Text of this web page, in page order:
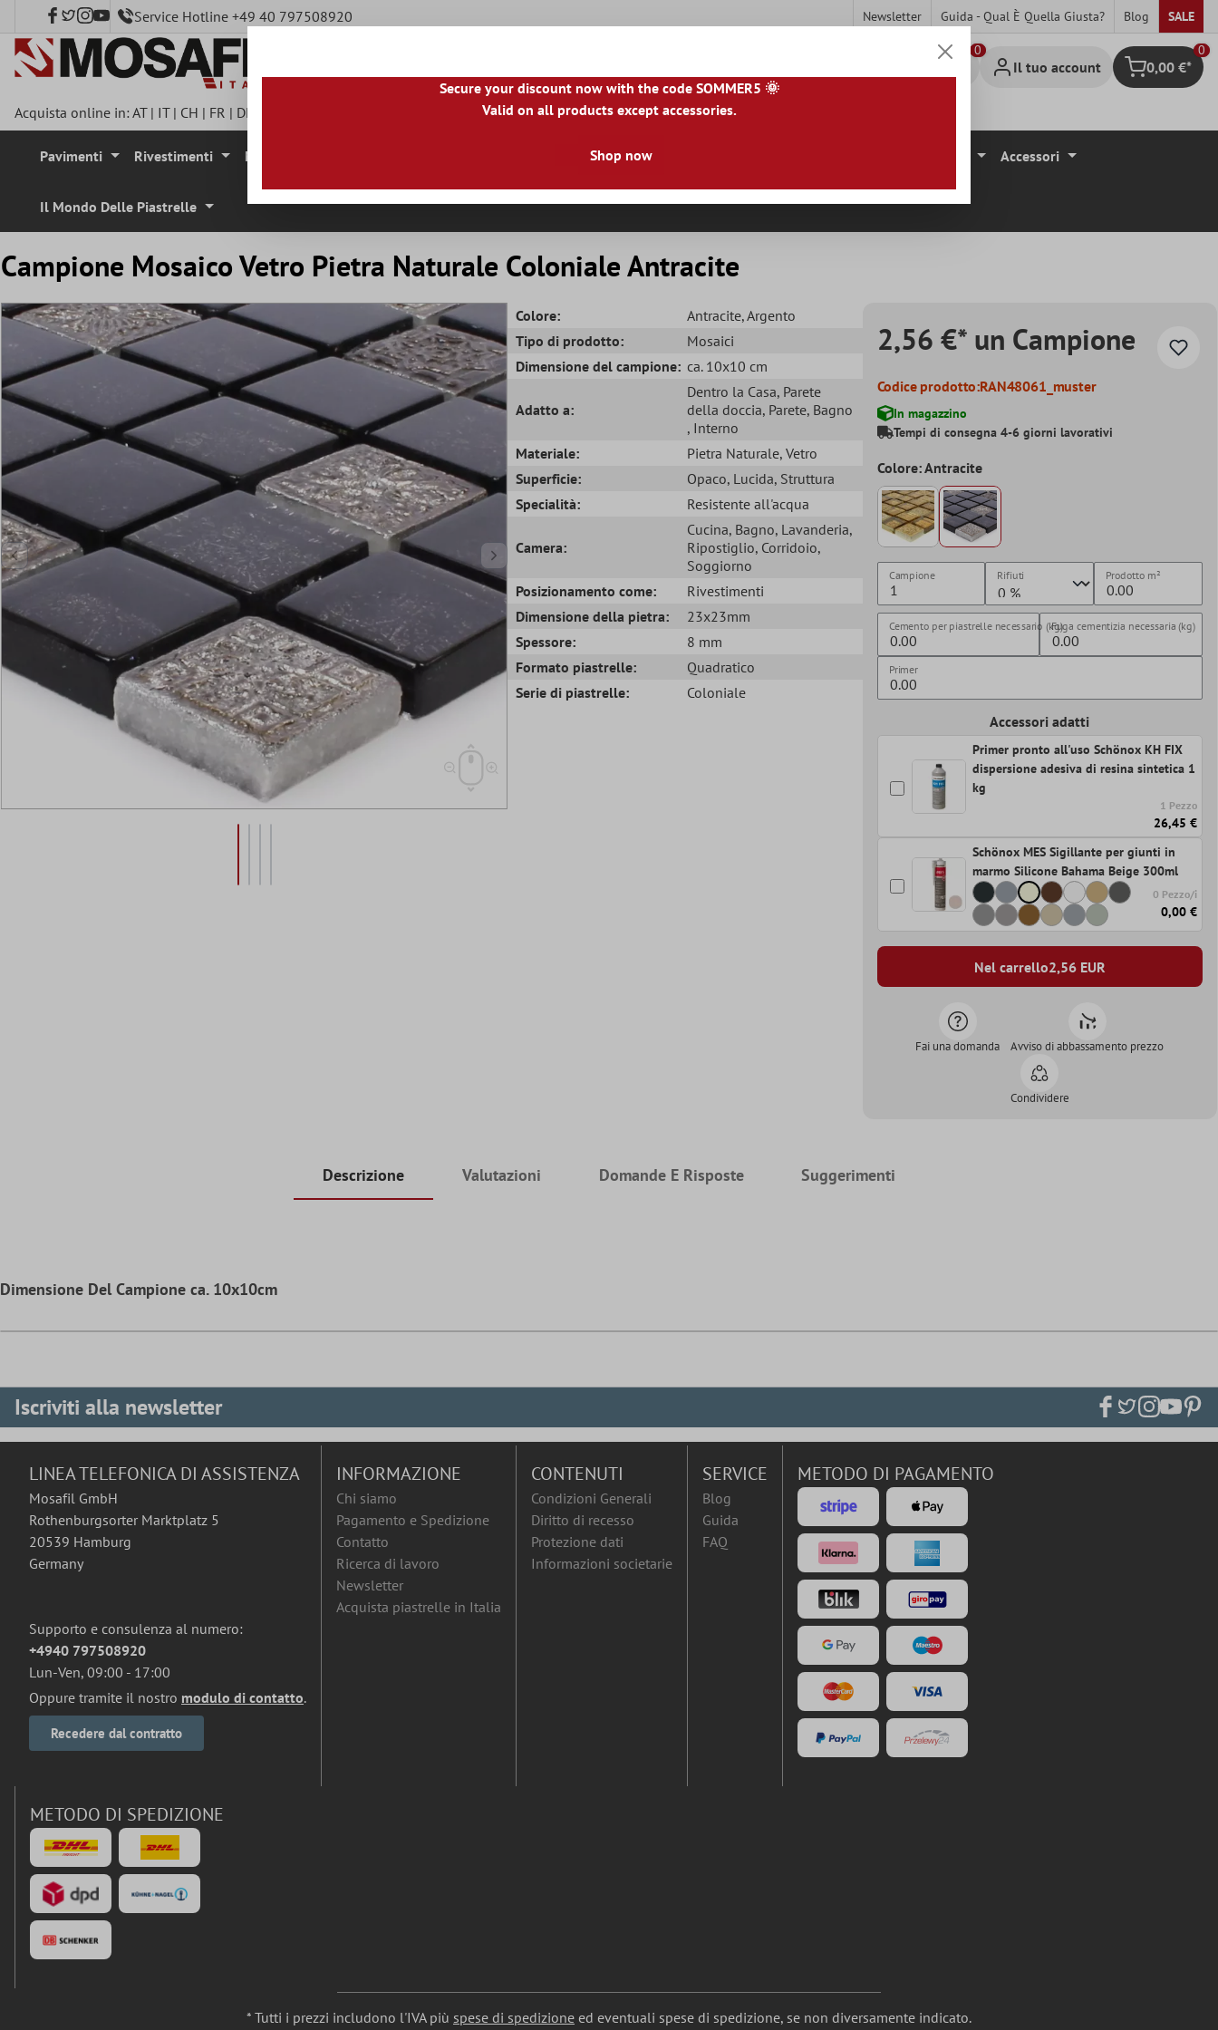
principale Service Hotline +49 40 797508920 Newsletter Guida - Qual È Quella Giusta? Blog SALE
Il tuo account Carrello degli
0
0,00 €*
Acquista online in:AT| IT| CH | FR | DE PL|PT| FI| GR|RO| NO|HU|BG|HR|LU
Pavimenti Rivestimenti Mosaici Piastrelle Per Terrazze Accessori
Il Mondo Delle Piastrelle
Campione Mosaico Vetro Pietra Naturale Coloniale Antracite
Colore: Antracite, Argento
Tipo di prodotto:
Mosaici
Dimensione del campione: ca. 10x10 cm
Adatto a:
Dentro la Casa, Parete
della doccia, Parete, Bagno
, Interno
Materiale:
Pietra Naturale, Vetro
Superficie:
Opaco, Lucida, Struttura
Specialità:
Resistente all'acqua
Camera:
Cucina, Bagno, Lavanderia,
Ripostiglio, Corridoio,
Soggiorno
Posizionamento come:
Rivestimenti
Dimensione della pietra:
23x23mm
Spessore:
8 mm
Formato piastrelle:
Quadratico
Serie di piastrelle:
Coloniale
2,56 €* un Campione
Codice prodotto:RAN48061_muster
In magazzino
Tempi di consegna 4-6 giorni lavorativi
Colore: Antracite
Campione Rifiuti Prodotto m²
Cemento per piastrelle necessario (kg)Fuga cementizia necessaria (kg)
Primer
Accessori adatti
Primer pronto all'uso Schönox KH FIX
dispersione adesiva di resina sintetica 1
kg
1 Pezzo
26,45 €
Schönox MES Sigillante per giunti in
marmo Silicone Bahama Beige 300ml
0 Pezzo/i
0,00 €
Nel carrello2,56EUR
Fai una domanda Avviso di abbassamento prezzo
Condividere
Descrizione Valutazioni Domande E Risposte Suggerimenti
Dimensione Del Campione ca. 10x10cm
Iscriviti alla newsletter
LINEA TELEFONICA DI ASSISTENZA
Mosafil GmbH
Rothenburgsorter Marktplatz 5
20539 Hamburg
Germany
Supporto e consulenza al numero:
+4940 797508920
Lun-Ven, 09:00 - 17:00
Oppure tramite il nostro modulo di contatto.
Recedere dal contratto
INFORMAZIONE
Chi siamo
Pagamento e Spedizione
Contatto
Ricerca di lavoro
Newsletter
Acquista piastrelle in Italia
CONTENUTI
Condizioni Generali
Diritto di recesso
Protezione dati
Informazioni societarie
SERVICE
Blog
Guida
FAQ
METODO DI PAGAMENTO
METODO DI SPEDIZIONE
* Tutti i prezzi includono l'IVA più spese di spedizione ed eventuali spese di spedizione, se non diversamente indicato.
Secure your discount now with the code SOMMER5 🌞
Valid on all products except accessories.
Shop now